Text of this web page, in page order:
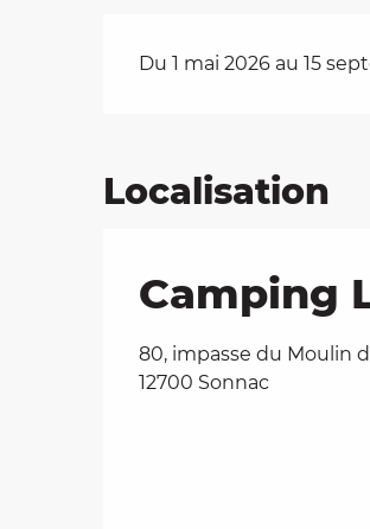
Du 1 mai 2026 au 15
Localisation
Camping
80, impasse du Moulin
12700 Sonnac